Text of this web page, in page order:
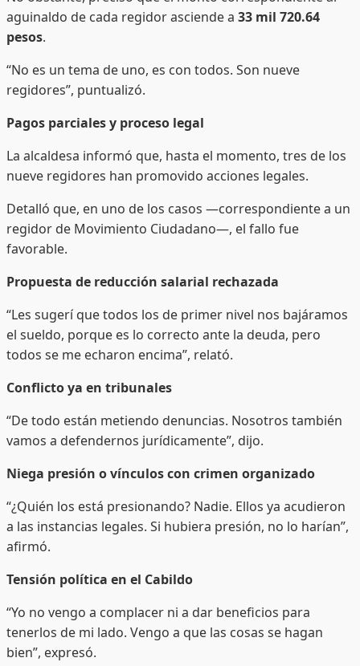
aguinaldo de cada regidor asciende a 33 mil 720.64
pesos.
“No es un tema de uno, es con todos. Son nueve
regidores”, puntualizó.
Pagos parciales y proceso legal
La alcaldesa informó que, hasta el momento, tres de los
nueve regidores han promovido acciones legales.
Detalló que, en uno de los casos —correspondiente a un
regidor de Movimiento Ciudadano—, el fallo fue
favorable.
Propuesta de reducción salarial rechazada
“Les sugerí que todos los de primer nivel nos bajáramos
el sueldo, porque es lo correcto ante la deuda, pero
todos se me echaron encima”, relató.
Conflicto ya en tribunales
“De todo están metiendo denuncias. Nosotros también
vamos a defendernos jurídicamente”, dijo.
Niega presión o vínculos con crimen organizado
“¿Quién los está presionando? Nadie. Ellos ya acudieron
a las instancias legales. Si hubiera presión, no lo harían”,
afirmó.
Tensión política en el Cabildo
“Yo no vengo a complacer ni a dar beneficios para
tenerlos de mi lado. Vengo a que las cosas se hagan
bien”, expresó.